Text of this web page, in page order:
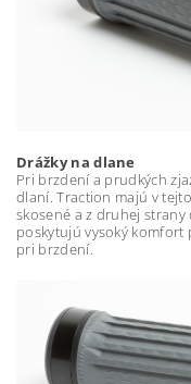
Drážky na dlane
Pri brzdení a prudkých
dlaní. Traction majú v
skosené a z druhej
poskytujú vysoký komfort
pri brzdení.